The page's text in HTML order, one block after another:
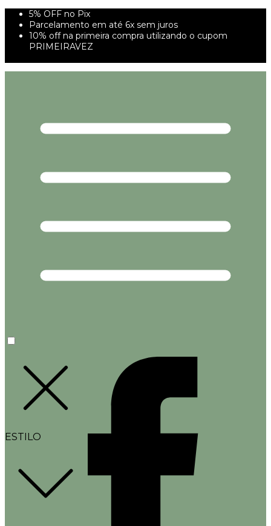
5% OFF no Pix
Parcelamento em até 6x sem juros
10% off na primeira compra utilizando o cupom
PRIMEIRAVEZ
ESTILO